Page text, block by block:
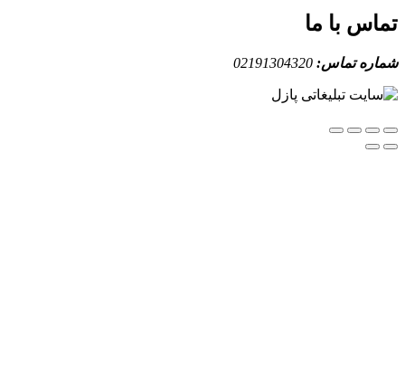
با ما
تماس:02191304320